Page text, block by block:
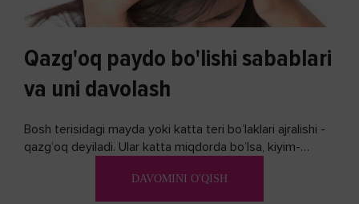
Qazg'oq paydo bo'lishi sabablari
va uni davolash
Bosh terisidagi mayda yoki katta teri bo’laklari ajralishi -
qazg’oq deyiladi. Ular katta miqdorda bo’lsa, kiyim-
DAVOMINI O'QISH